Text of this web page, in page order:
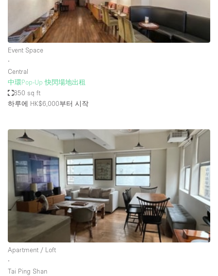
Shop Share
Stall / Market Stall
Truck
Unique Space
공간 기능
Air Conditioning
Animals Friendly
Bar
Bathroom
Car Display
Concierge
Counters
Daylight
Event Space
∙
Central
中環Pop-Up 快閃場地出租
850 sq ft
하루에 HK$6,000부터 시작
Apartment / Loft
∙
Tai Ping Shan